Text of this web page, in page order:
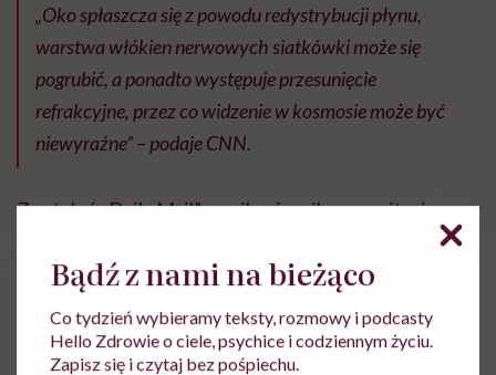
„Oko spłaszcza się z powodu redystrybucji płynu,
warstwa włókien nerwowych siatkówki może się
pogrubić, a ponadto występuje przesunięcie
refrakcyjne, przez co widzenie w kosmosie może być
niewyraźne” – podaje CNN.
Z ustaleń „Daily Mail” wynika, że mikrograwitacja
kształcie oka, w tym doprowadzić do obrzęku nerwu
wzrokowego, spłaszczenia tylnej części oka i rozwoju
fałdów w siatkówce”.
Bądź z nami na bieżąco
Co tydzień wybieramy teksty, rozmowy i podcasty
Hello Zdrowie o ciele, psychice i codziennym życiu.
Zapisz się i czytaj bez pośpiechu.